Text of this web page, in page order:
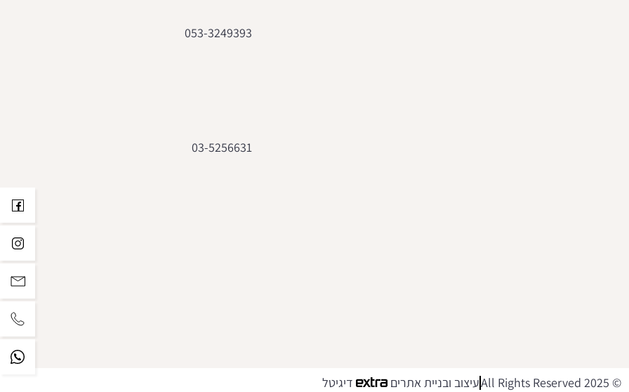
053-3249393
03-5256631
© 2025 All Rights Reserved עיצוב ובניית אתרים דיגיטל